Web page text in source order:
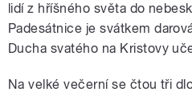
lidí z hříšného světa do
Padesátnice je svátkem
Ducha svatého na Kristovy
Na velké večerní se čtou tři